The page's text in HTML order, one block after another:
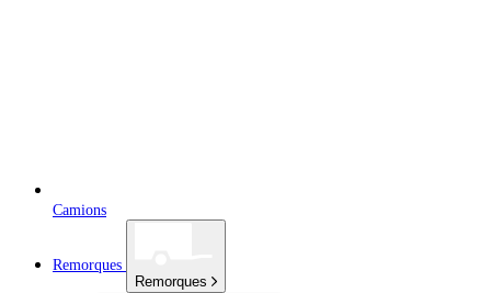
Camions
Remorques
Remorques